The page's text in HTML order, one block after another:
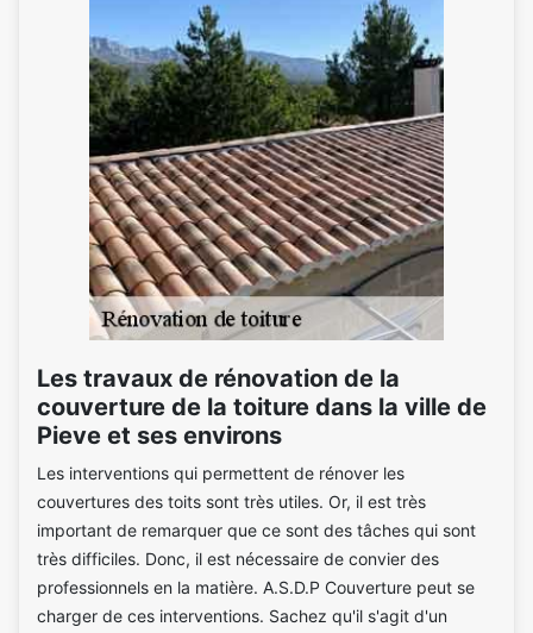
Les travaux de rénovation de la
couverture de la toiture dans la ville de
Pieve et ses environs
Les interventions qui permettent de rénover les
couvertures des toits sont très utiles. Or, il est très
important de remarquer que ce sont des tâches qui sont
très difficiles. Donc, il est nécessaire de convier des
professionnels en la matière. A.S.D.P Couverture peut se
charger de ces interventions. Sachez qu'il s'agit d'un